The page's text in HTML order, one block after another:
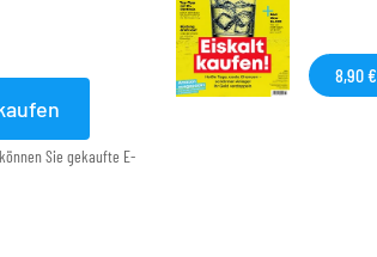
Sie gekaufte E-
8,90 €